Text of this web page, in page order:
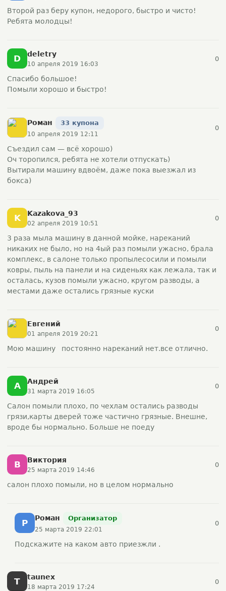
Второй раз беру купон, недорого, быстро и чисто!
Ребята молодцы!
D deletry
10 апреля 2019 16:03
0
Спасибо большое!
Помыли хорошо и быстро!
Ромaн 33 купона
10 апреля 2019 12:11
0
Съездил сам — всё хорошо)
Оч торопился, ребята не хотели отпускать)
Вытирали машину вдвоём, даже пока выезжал из
бокса)
K Kazakova_93
02 апреля 2019 10:51
0
3 раза мыла машину в данной мойке, нареканий
никаких не было, но на 4ый раз помыли ужасно, брала
комплекс, в салоне только пропылесосили и помыли
ковры, пыль на панели и на сиденьях как лежала, так и
осталась, кузов помыли ужасно, кругом разводы, а
местами даже остались грязные куски
Евгений
01 апреля 2019 20:21
0
Мою машину постоянно нареканий нет.все отлично.
А Андрей
31 марта 2019 16:05
0
Салон помыли плохо, по чехлам остались разводы
грязи,карты дверей тоже частично грязные. Внешне,
вроде бы нормально. Больше не поеду
В Виктория
25 марта 2019 14:46
0
салон плохо помыли, но в целом нормально
Р Роман Организатор
25 марта 2019 22:01
0
Подскажите на каком авто приезжли .
T taunex
18 марта 2019 17:24
0